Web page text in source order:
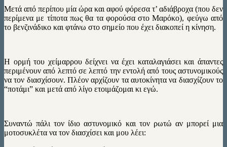
Μετά από περίπου μία ώρα και αφού φόρεσα τ’ αδιάβροχα (που δεν
περίμενα με τίποτα πως θα τα φορούσα στο Μαρόκο), φεύγω από
το βενζινάδικο και φτάνω στο σημείο που έχει διακοπεί η κίνηση.
Η ορμή του χείμαρρου δείχνει να έχει καταλαγιάσει και άπαντες
περιμένουν από λεπτό σε λεπτό την εντολή από τους αστυνομικούς
να τον διασχίσουν. Πλέον αρχίζουν τα αυτοκίνητα να διασχίζουν το
“ποτάμι” και μετά από λίγο ετοιμάζομαι κι εγώ.
Συναντώ πάλι τον ίδιο αστυνομικό και τον ρωτώ αν μπορεί μια
μοτοσυκλέτα να τον διασχίσει και μου λέει: